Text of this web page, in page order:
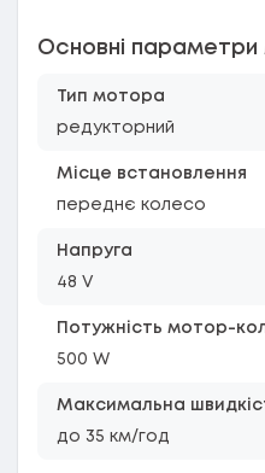
Основні
Тип мотора
редукторний
Місце встановлення
переднє колесо
Напруга
48 V
Потужність мотор-
500 W
Максимальна
до 35 км/год